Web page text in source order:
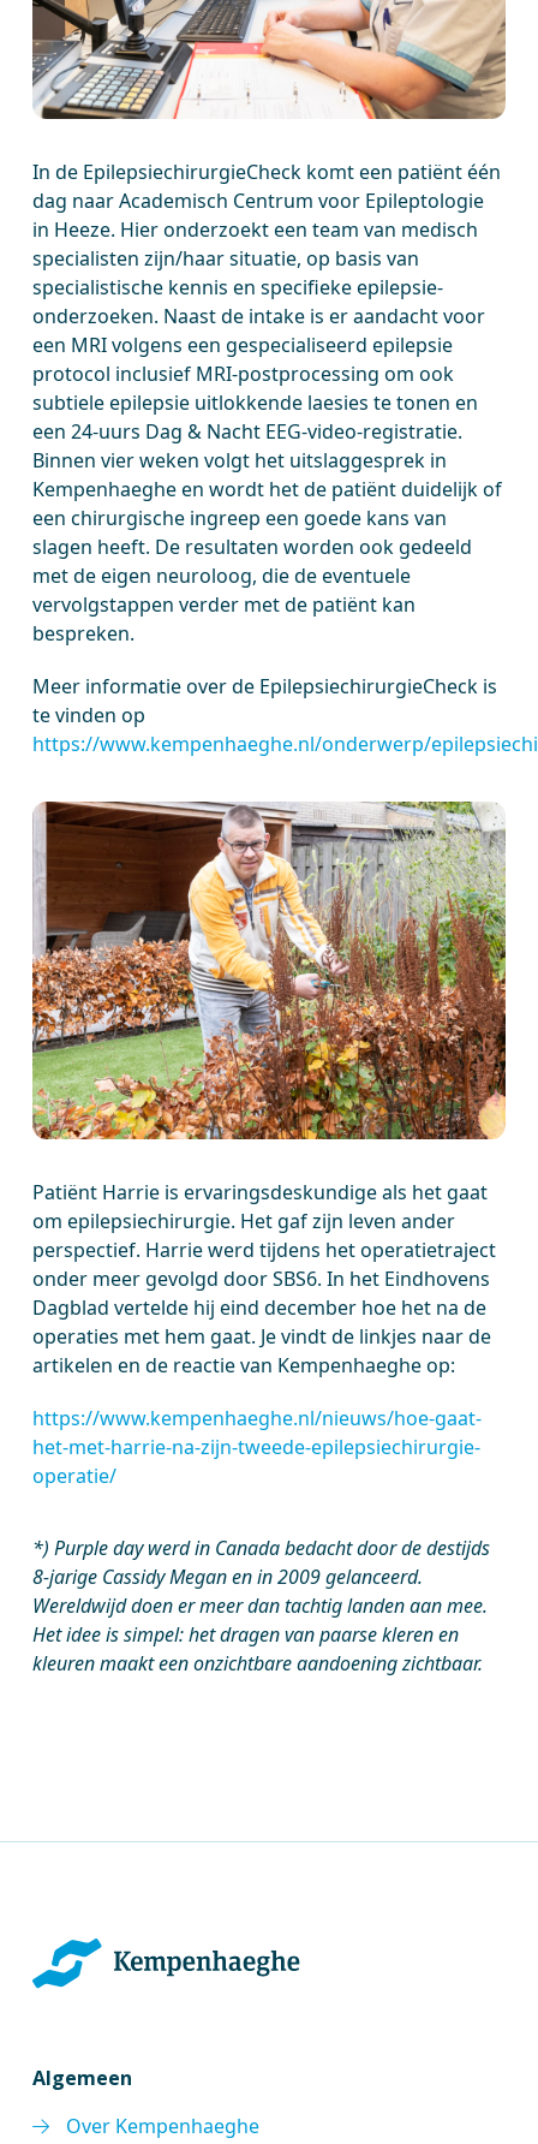
In de EpilepsiechirurgieCheck komt een patiënt één
dag naar Academisch Centrum voor Epileptologie
in Heeze. Hier onderzoekt een team van medisch
specialisten zijn/haar situatie, op basis van
specialistische kennis en specifieke epilepsie-
onderzoeken. Naast de intake is er aandacht voor
een MRI volgens een gespecialiseerd epilepsie
protocol inclusief MRI-postprocessing om ook
subtiele epilepsie uitlokkende laesies te tonen en
een 24-uurs Dag & Nacht EEG-video-registratie.
Binnen vier weken volgt het uitslaggesprek in
Kempenhaeghe en wordt het de patiënt duidelijk of
een chirurgische ingreep een goede kans van
slagen heeft. De resultaten worden ook gedeeld
met de eigen neuroloog, die de eventuele
vervolgstappen verder met de patiënt kan
bespreken.
Meer informatie over de EpilepsiechirurgieCheck is
te vinden op
https://www.kempenhaeghe.nl/onderwerp/
Patiënt Harrie is ervaringsdeskundige als het gaat
om epilepsiechirurgie. Het gaf zijn leven ander
perspectief. Harrie werd tijdens het operatietraject
onder meer gevolgd door SBS6. In het Eindhovens
Dagblad vertelde hij eind december hoe het na de
operaties met hem gaat. Je vindt de linkjes naar de
artikelen en de reactie van Kempenhaeghe op:
https://www.kempenhaeghe.nl/nieuws/hoe-gaat-
het-met-harrie-na-zijn-tweede-epilepsiechirurgie-
operatie/
*) Purple day werd in Canada bedacht door de destijds
8-jarige Cassidy Megan en in 2009 gelanceerd.
Wereldwijd doen er meer dan tachtig landen aan mee.
Het idee is simpel: het dragen van paarse kleren en
kleuren maakt een onzichtbare aandoening zichtbaar.
Algemeen
Over Kempenhaeghe